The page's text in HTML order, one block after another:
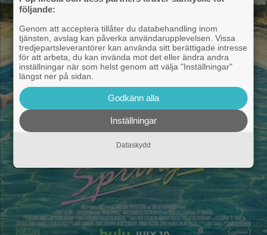
följande:
Genom att acceptera tillåter du databehandling inom
tjänsten, avslag kan påverka användarupplevelsen. Vissa
tredjepartsleverantörer kan använda sitt berättigade intresse
för att arbeta, du kan invända mot det eller ändra andra
inställningar när som helst genom att välja "Inställningar"
längst ner på sidan.
Godkänn alla
Inställningar
Dataskydd